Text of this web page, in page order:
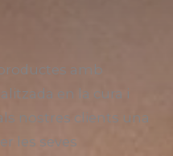
amb
en la cura i
nostres clients una
les seves